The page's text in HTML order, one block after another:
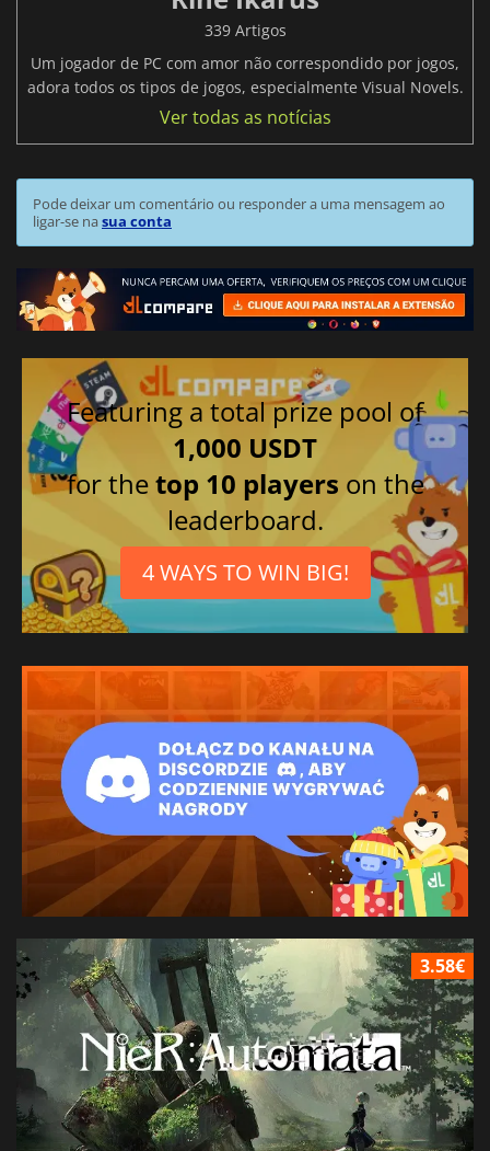
339 Artigos
Um jogador de PC com amor não correspondido por jogos,
adora todos os tipos de jogos, especialmente Visual Novels.
Ver todas as notícias
Pode deixar um comentário ou responder a uma mensagem ao
ligar-se nasua conta
Featuring a total prize pool of
1,000 USDT
for thetop 10 players on the
leaderboard.
4 WAYS TO WIN BIG!
3.58€